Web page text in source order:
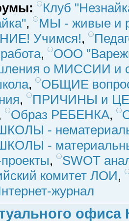
Клуб
,
МЫ - живые и
Учимся!,
,
ООО
о МИССИИ и
,
ОБЩИЕ
,
ПРИЧИНЫ и
Образ РЕБЕНКА,
-
-
,
SWOT
комитет ЛОИ,
журнал
офиса